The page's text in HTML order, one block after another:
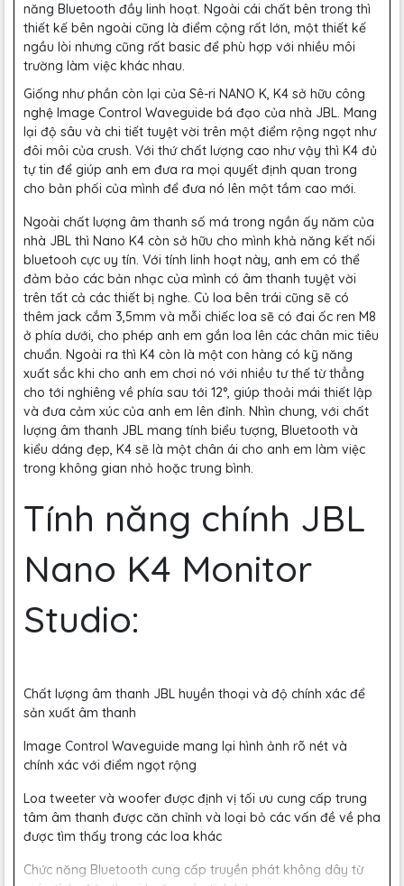
năng Bluetooth đầy linh hoạt. Ngoài cái chất bên trong thì
thiết kế bên ngoài cũng là điểm cộng rất lớn, một thiết kế
ngầu lòi nhưng cũng rất basic để phù hợp với nhiều môi
trường làm việc khác nhau.
Giống như phần còn lại của Sê-ri NANO K, K4 sở hữu công
nghệ Image Control Waveguide bá đạo của nhà JBL. Mang
lại độ sâu và chi tiết tuyệt vời trên một điểm rộng ngọt như
đôi môi của crush. Với thứ chất lượng cao như vậy thì K4 đủ
tự tin để giúp anh em đưa ra mọi quyết định quan trong
cho bản phối của mình để đưa nó lên một tầm cao mới.
Ngoài chất lượng âm thanh số má trong ngần ấy năm của
nhà JBL thì Nano K4 còn sở hữu cho mình khả năng kết nối
bluetooh cực uy tín. Với tính linh hoạt này, anh em có thể
đảm bảo các bản nhạc của mình có âm thanh tuyệt vời
trên tất cả các thiết bị nghe. Củ loa bên trái cũng sẽ có
thêm jack cắm 3,5mm và mỗi chiếc loa sẽ có đai ốc ren M8
ở phía dưới, cho phép anh em gắn loa lên các chân mic tiêu
chuẩn. Ngoài ra thì K4 còn là một con hàng có kỹ năng
xuất sắc khi cho anh em chơi nó với nhiều tư thế từ thẳng
cho tới nghiêng về phía sau tới 12°, giúp thoải mái thiết lập
và đưa cảm xúc của anh em lên đỉnh. Nhìn chung, với chất
lượng âm thanh JBL mang tính biểu tượng, Bluetooth và
kiểu dáng đẹp, K4 sẽ là một chân ái cho anh em làm việc
trong không gian nhỏ hoặc trung bình.
Tính năng chính JBL
Nano K4 Monitor
Studio:
Chất lượng âm thanh JBL huyền thoại và độ chính xác để
sản xuất âm thanh
Image Control Waveguide mang lại hình ảnh rõ nét và
chính xác với điểm ngọt rộng
Loa tweeter và woofer được định vị tối ưu cung cấp trung
tâm âm thanh được căn chỉnh và loại bỏ các vấn đề về pha
được tìm thấy trong các loa khác
Chức năng Bluetooth cung cấp truyền phát không dây từ